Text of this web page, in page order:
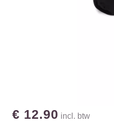
€ 12.90 incl. btw